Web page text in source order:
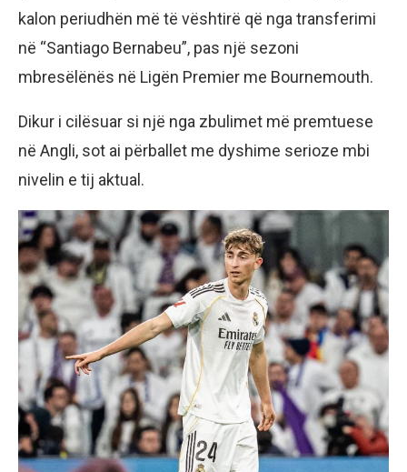
kalon periudhën më të vështirë që nga transferimi
në “Santiago Bernabeu”, pas një sezoni
mbresëlënës në Ligën Premier me Bournemouth.
Dikur i cilësuar si një nga zbulimet më premtuese
në Angli, sot ai përballet me dyshime serioze mbi
nivelin e tij aktual.